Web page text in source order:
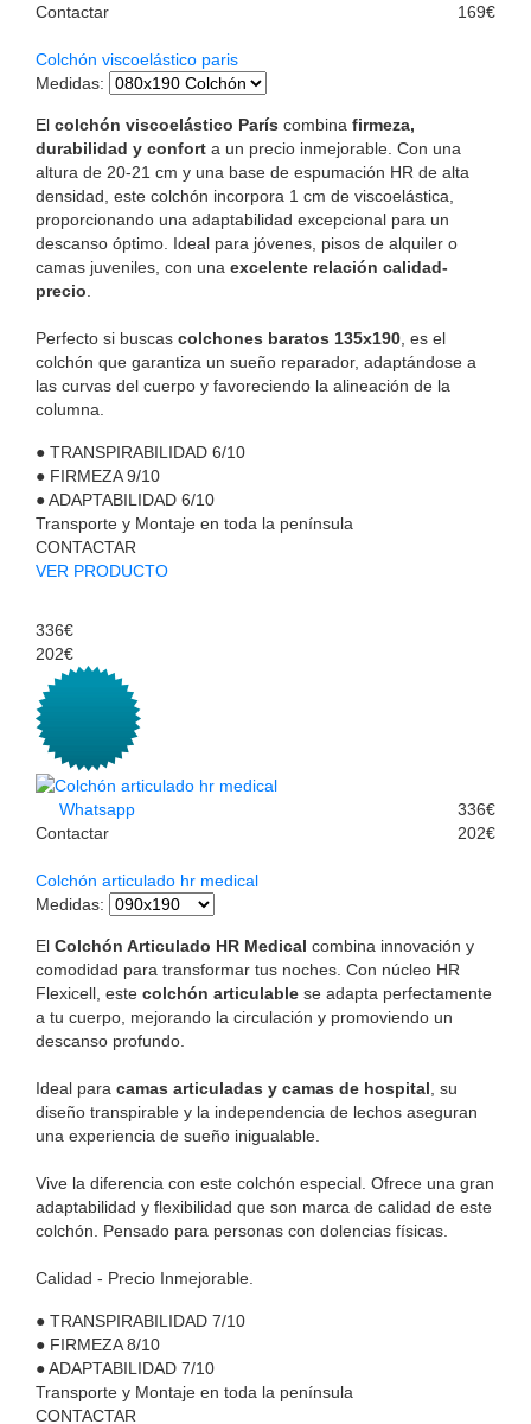
Contactar
169€
Colchón viscoelástico paris
Medidas:
El colchón viscoelástico París combina firmeza,
durabilidad y confort a un precio inmejorable. Con una
altura de 20-21 cm y una base de espumación HR de alta
densidad, este colchón incorpora 1 cm de viscoelástica,
proporcionando una adaptabilidad excepcional para un
descanso óptimo. Ideal para jóvenes, pisos de alquiler o
camas juveniles, con una excelente relación calidad-
precio.
Perfecto si buscas colchones baratos 135x190, es el
colchón que garantiza un sueño reparador, adaptándose a
las curvas del cuerpo y favoreciendo la alineación de la
columna.
● TRANSPIRABILIDAD 6/10
● FIRMEZA 9/10
●ADAPTABILIDAD 6/10
Transporte y Montaje en toda la península
CONTACTAR
VER PRODUCTO
336€
202€
Whatsapp
Contactar
336€
202€
Colchón articulado hr medical
Medidas:
El Colchón Articulado HR Medical combina innovación y
comodidad para transformar tus noches. Con núcleo HR
Flexicell, este colchón articulable se adapta perfectamente
a tu cuerpo, mejorando la circulación y promoviendo un
descanso profundo.
Ideal para camas articuladas y camas de hospital , su
diseño transpirable y la independencia de lechos aseguran
una experiencia de sueño inigualable.
Vive la diferencia con este colchón especial. Ofrece una gran
adaptabilidad y flexibilidad que son marca de calidad de este
colchón. Pensado para personas con dolencias físicas.
Calidad - Precio Inmejorable.
● TRANSPIRABILIDAD 7/10
● FIRMEZA 8/10
●ADAPTABILIDAD 7/10
Transporte y Montaje en toda la península
CONTACTAR